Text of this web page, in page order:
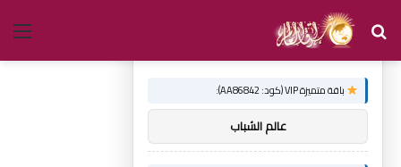
بحث
عن
توصيات :
باقة متميزة VIP (كود: AA86842):
عالم الشباب